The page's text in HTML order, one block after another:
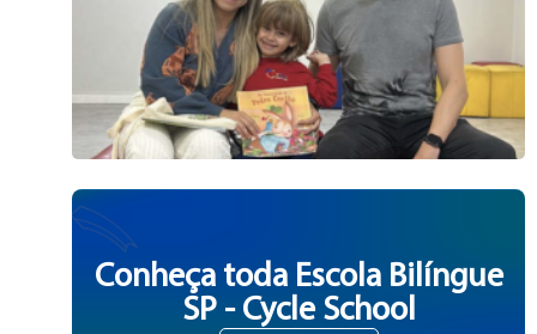
Conheça toda Escola Bilíngue
SP - Cycle School